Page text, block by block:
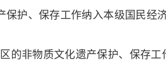
护、保存工作纳入本级国民经
非物质文化遗产保护、保存工